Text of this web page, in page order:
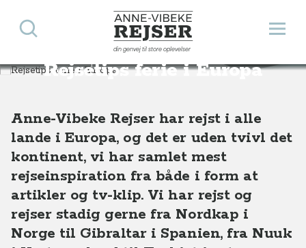
Anne-Vibeke Rejser
din genvej til store oplevelser
Åbn
Søg
Rejsetips ferie i Europa
Destinationer Europa
Anne-Vibeke Rejser har rejst i alle
lande i Europa, og det er uden tvivl det
kontinent, vi har samlet mest
rejseinspiration fra både i form at
artikler og tv-klip. Vi har rejst og
rejser stadig gerne fra Nordkap i
Norge til Gibraltar i Spanien, fra Nuuk